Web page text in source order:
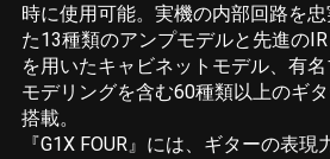
時に使用可能。実機の内部回路を
た13種類のアンプモデルと先進のIR
を用いたキャビネットモデル、有
モデリングを含む60種類以上のギ
搭載。
『G1X FOUR』には、ギターの表